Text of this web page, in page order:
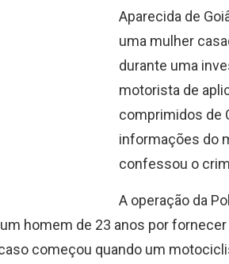
Aparecida de
uma mulher
durante uma
motorista de
comprimidos de
informações do
confessou o
A operação da
homem de 23 anos por
começou quando um